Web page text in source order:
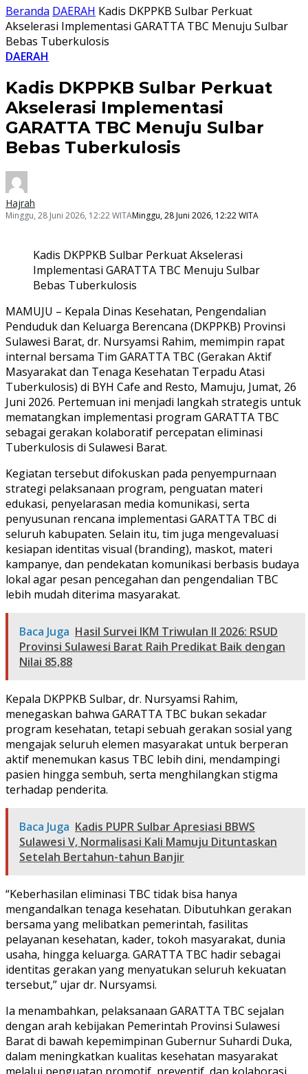
Beranda DAERAH Kadis DKPPKB Sulbar Perkuat
Akselerasi Implementasi GARATTA TBC Menuju Sulbar
Bebas Tuberkulosis
DAERAH
Kadis DKPPKB Sulbar Perkuat
Akselerasi Implementasi
GARATTA TBC Menuju Sulbar
Bebas Tuberkulosis
Hajrah
Minggu, 28 Juni 2026, 12:22 WITAMinggu, 28 Juni 2026, 12:22 WITA
Kadis DKPPKB Sulbar Perkuat Akselerasi
Implementasi GARATTA TBC Menuju Sulbar
Bebas Tuberkulosis
MAMUJU – Kepala Dinas Kesehatan, Pengendalian
Penduduk dan Keluarga Berencana (DKPPKB) Provinsi
Sulawesi Barat, dr. Nursyamsi Rahim, memimpin rapat
internal bersama Tim GARATTA TBC (Gerakan Aktif
Masyarakat dan Tenaga Kesehatan Terpadu Atasi
Tuberkulosis) di BYH Cafe and Resto, Mamuju, Jumat, 26
Juni 2026. Pertemuan ini menjadi langkah strategis untuk
mematangkan implementasi program GARATTA TBC
sebagai gerakan kolaboratif percepatan eliminasi
Tuberkulosis di Sulawesi Barat.
Kegiatan tersebut difokuskan pada penyempurnaan
strategi pelaksanaan program, penguatan materi
edukasi, penyelarasan media komunikasi, serta
penyusunan rencana implementasi GARATTA TBC di
seluruh kabupaten. Selain itu, tim juga mengevaluasi
kesiapan identitas visual (branding), maskot, materi
kampanye, dan pendekatan komunikasi berbasis budaya
lokal agar pesan pencegahan dan pengendalian TBC
lebih mudah diterima masyarakat.
Baca Juga Hasil Survei IKM Triwulan II 2026: RSUD
Provinsi Sulawesi Barat Raih Predikat Baik dengan
Nilai 85,88
Kepala DKPPKB Sulbar, dr. Nursyamsi Rahim,
menegaskan bahwa GARATTA TBC bukan sekadar
program kesehatan, tetapi sebuah gerakan sosial yang
mengajak seluruh elemen masyarakat untuk berperan
aktif menemukan kasus TBC lebih dini, mendampingi
pasien hingga sembuh, serta menghilangkan stigma
terhadap penderita.
Baca Juga Kadis PUPR Sulbar Apresiasi BBWS
Sulawesi V, Normalisasi Kali Mamuju Dituntaskan
Setelah Bertahun-tahun Banjir
“Keberhasilan eliminasi TBC tidak bisa hanya
mengandalkan tenaga kesehatan. Dibutuhkan gerakan
bersama yang melibatkan pemerintah, fasilitas
pelayanan kesehatan, kader, tokoh masyarakat, dunia
usaha, hingga keluarga. GARATTA TBC hadir sebagai
identitas gerakan yang menyatukan seluruh kekuatan
tersebut,” ujar dr. Nursyamsi.
Ia menambahkan, pelaksanaan GARATTA TBC sejalan
dengan arah kebijakan Pemerintah Provinsi Sulawesi
Barat di bawah kepemimpinan Gubernur Suhardi Duka,
dalam meningkatkan kualitas kesehatan masyarakat